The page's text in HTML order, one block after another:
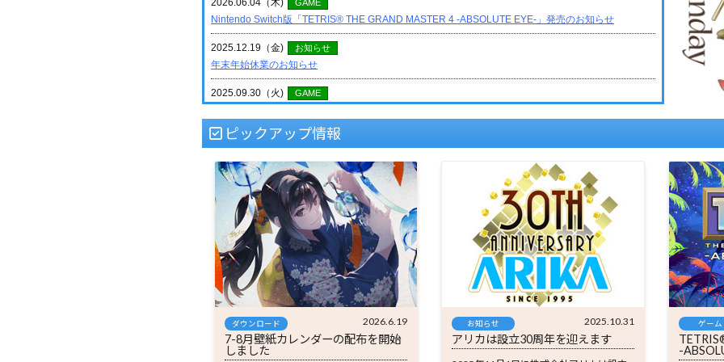
ピックアップ情報
ダウンロード 2026.6.19
7-8月壁紙カレンダーの配布を開始
しました
お知らせ 2025.10.31
アリカは設立30周年を迎えます
ゲーム
-